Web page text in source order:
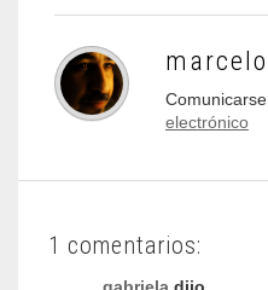
electrónico
1 comentarios: